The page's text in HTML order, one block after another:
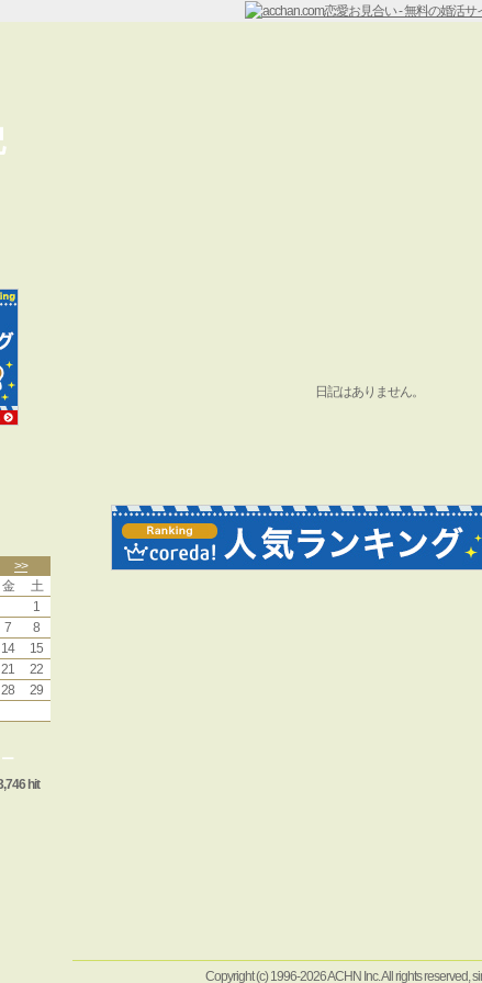
>>
金
土
1
7
8
14
15
21
22
28
29
hit
日記はありません。
Copyright (c) 1996-2026 ACHN Inc. All rights reserved,